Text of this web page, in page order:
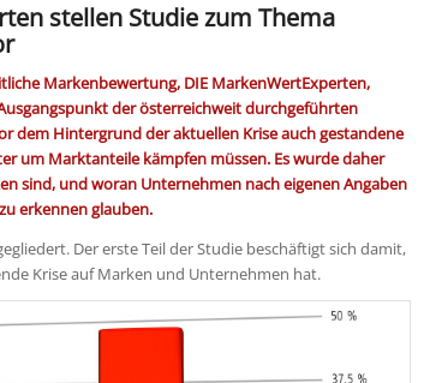
stellen Studie zum Thema
Markenbewertung, DIE MarkenWertExperten,
der österreichweit durchgeführten
dem Hintergrund der aktuellen Krise auch gestandene
um Marktanteile kämpfen müssen. Es wurde daher
sind, und woran Unternehmen nach eigenen Angaben
erkennen glauben.
Der erste Teil der Studie beschäftigt sich damit,
Krise auf Marken und Unternehmen hat.